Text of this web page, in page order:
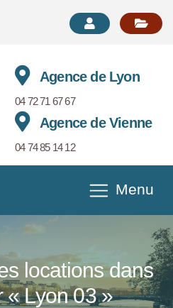
Agence de Lyon
04 72 71 67 67
Agence de Vienne
04 74 85 14 12
Menu
locations dans
« Lyon 03 »